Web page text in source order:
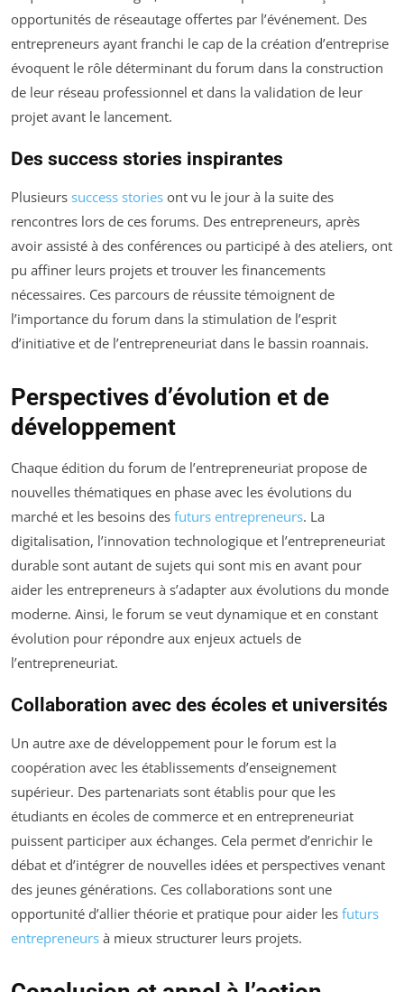
opportunités de réseautage offertes par l’événement. Des
entrepreneurs ayant franchi le cap de la création d’entreprise
évoquent le rôle déterminant du forum dans la construction
de leur réseau professionnel et dans la validation de leur
projet avant le lancement.
Des success stories inspirantes
Plusieurs success stories ont vu le jour à la suite des
rencontres lors de ces forums. Des entrepreneurs, après
avoir assisté à des conférences ou participé à des ateliers, ont
pu affiner leurs projets et trouver les financements
nécessaires. Ces parcours de réussite témoignent de
l’importance du forum dans la stimulation de l’esprit
d’initiative et de l’entrepreneuriat dans le bassin roannais.
Perspectives d’évolution et de
développement
Chaque édition du forum de l’entrepreneuriat propose de
nouvelles thématiques en phase avec les évolutions du
marché et les besoins des futurs entrepreneurs. La
digitalisation, l’innovation technologique et l’entrepreneuriat
durable sont autant de sujets qui sont mis en avant pour
aider les entrepreneurs à s’adapter aux évolutions du monde
moderne. Ainsi, le forum se veut dynamique et en constant
évolution pour répondre aux enjeux actuels de
l’entrepreneuriat.
Collaboration avec des écoles et universités
Un autre axe de développement pour le forum est la
coopération avec les établissements d’enseignement
supérieur. Des partenariats sont établis pour que les
étudiants en écoles de commerce et en entrepreneuriat
puissent participer aux échanges. Cela permet d’enrichir le
débat et d’intégrer de nouvelles idées et perspectives venant
des jeunes générations. Ces collaborations sont une
opportunité d’allier théorie et pratique pour aider les futurs
entrepreneurs à mieux structurer leurs projets.